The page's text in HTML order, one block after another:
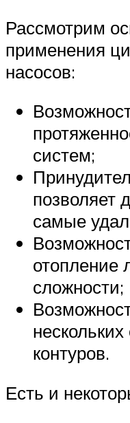
Рассмотрим
применения
насосов:
систем;
позволяет
самые
отопление
сложности;
контуров.
Есть и